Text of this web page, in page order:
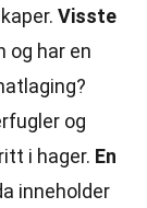
Visste
og har en
og
i hager. En
inneholder